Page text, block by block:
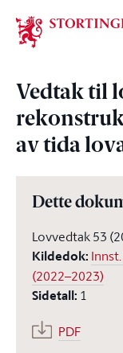
Vedtak til
av tida
Dette
Lovvedtak 53
Kildedok:
(2022–2023)
Sidetall: 1
PDF